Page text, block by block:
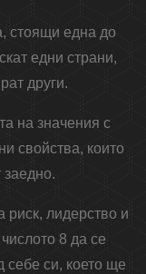
стоящи една до
едни страни,
други.
на значения с
свойства, които
заедно.
риск, лидерство и
8 да се
себе си, което ще